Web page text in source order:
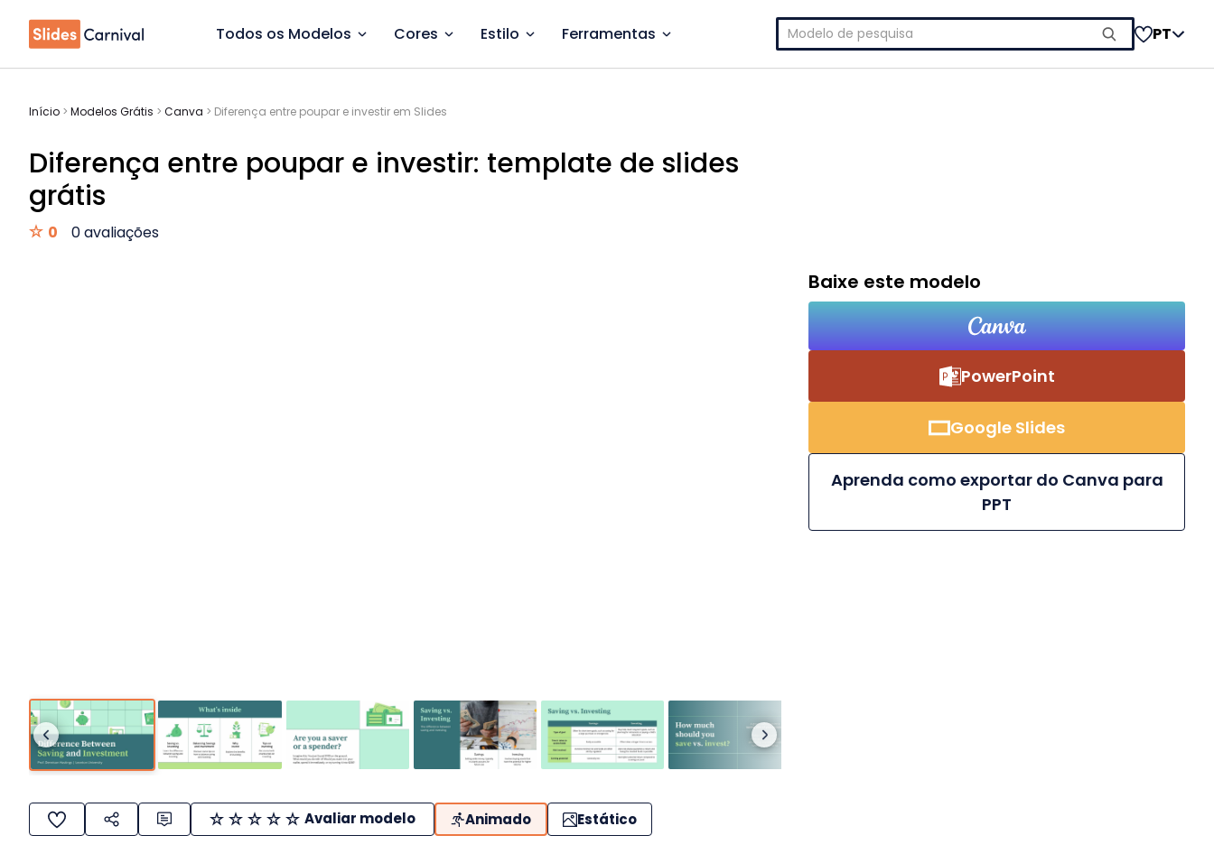
Todos os Modelos Cores Estilo Ferramentas
Pesquisar
por:
PT
Início > Modelos Grátis > Canva > Diferença entre poupar e investir em Slides
Diferença entre poupar e investir: template de slides
grátis
0 0 avaliações
Avaliar modelo Animado Estático
Baixe este modelo
PowerPoint
Google Slides
Aprenda como exportar do Canva para
PPT